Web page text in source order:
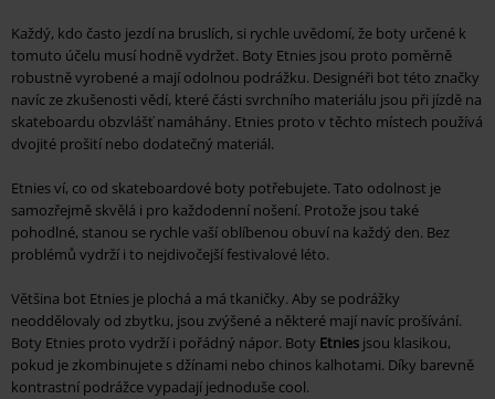
Každý, kdo často jezdí na bruslích, si rychle uvědomí, že boty určené k
tomuto účelu musí hodně vydržet. Boty Etnies jsou proto poměrně
robustně vyrobené a mají odolnou podrážku. Designéři bot této značky
navíc ze zkušenosti vědí, které části svrchního materiálu jsou při jízdě na
skateboardu obzvlášť namáhány. Etnies proto v těchto místech používá
dvojité prošití nebo dodatečný materiál.
Etnies ví, co od skateboardové boty potřebujete. Tato odolnost je
samozřejmě skvělá i pro každodenní nošení. Protože jsou také
pohodlné, stanou se rychle vaší oblíbenou obuví na každý den. Bez
problémů vydrží i to nejdivočejší festivalové léto.
Většina bot Etnies je plochá a má tkaničky. Aby se podrážky
neoddělovaly od zbytku, jsou zvýšené a některé mají navíc prošívání.
Boty Etnies proto vydrží i pořádný nápor. Boty Etnies jsou klasikou,
pokud je zkombinujete s džínami nebo chinos kalhotami. Díky barevně
kontrastní podrážce vypadají jednoduše cool.